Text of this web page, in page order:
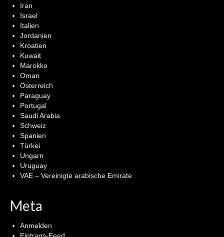
Iran
Israel
Italien
Jordanien
Kroatien
Kuwait
Marokko
Oman
Österreich
Paraguay
Portugal
Saudi Arabia
Schweiz
Spanien
Türkei
Ungarn
Uruguay
VAE – Vereinigte arabische Emirate
Meta
Anmelden